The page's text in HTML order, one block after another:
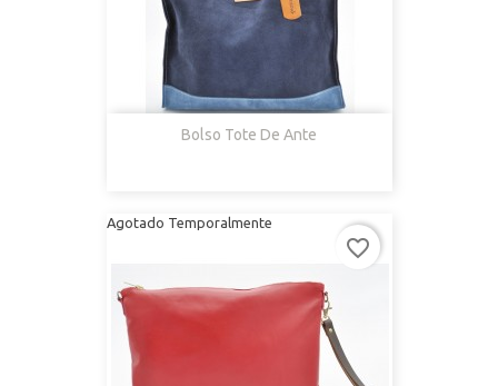
Bolso Tote De Ante
Agotado Temporalmente
favorite_border